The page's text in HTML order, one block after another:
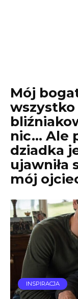
Mój
nic… Ale
dziadka
ujawniła
mój
INSPIRACJA